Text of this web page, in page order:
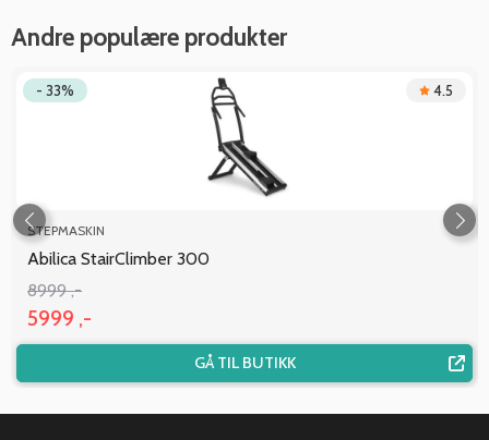
Andre populære produkter
- 33% 4.5
STEPMASKIN
Abilica StairClimber 300
8999 ,-
5999 ,-
GÅ TIL BUTIKK